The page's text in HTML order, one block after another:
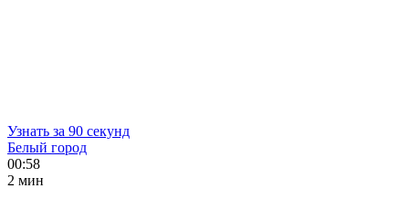
Узнать за 90 секунд
Белый город
00:58
2 мин